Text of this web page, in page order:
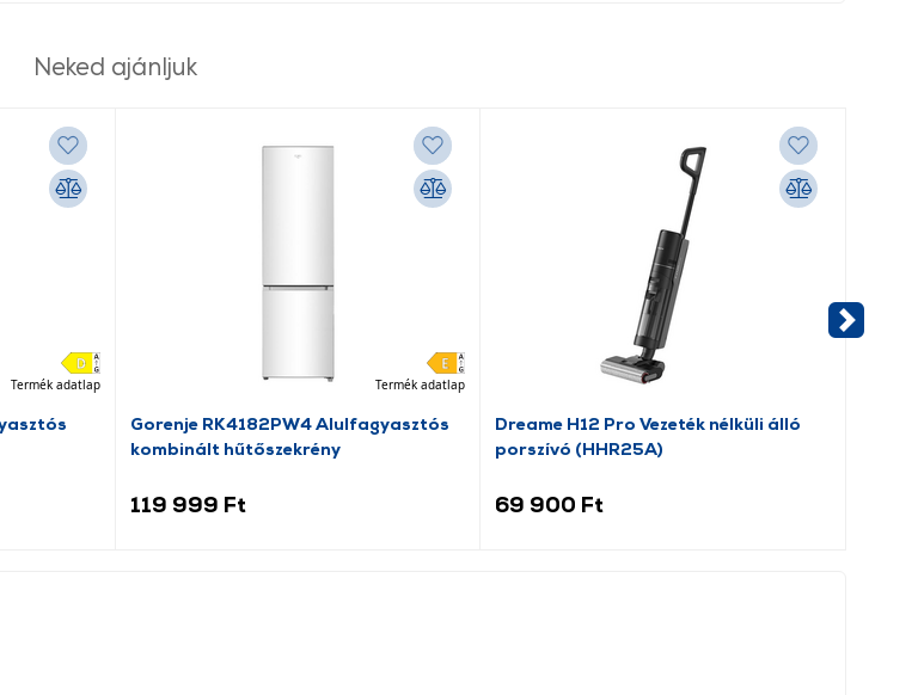
Neked ajánljuk
Termék adatlap Termék adatlap
Gorenje RK4182PW4 Alulfagyasztós
kombinált hűtőszekrény
119 999 Ft
Dreame H12 Pro Vezeték nélküli álló
porszívó (HHR25A)
69 900 Ft